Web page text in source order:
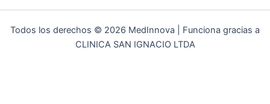
Todos los derechos © 2026 MedInnova | Funciona gracias a
CLINICA SAN IGNACIO LTDA